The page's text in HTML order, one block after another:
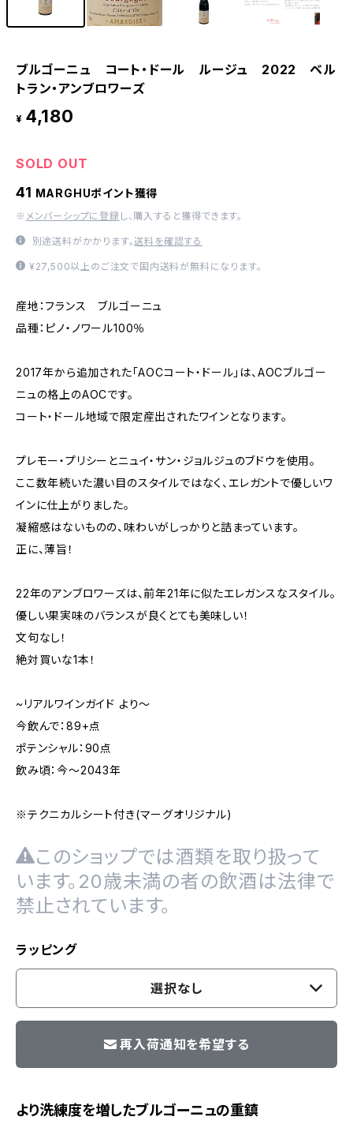
ブルゴーニュ コート・ドール ルージュ 2022 ベル
トラン・アンブロワーズ
¥ 4,180
SOLD OUT
41 MARGHUポイント獲得
※ メンバーシップに登録 し、購入すると獲得できます。
別途送料がかかります。送料を確認する
¥27,500以上のご注文で国内送料が無料になります。
産地：フランス ブルゴーニュ
品種：ピノ・ノワール100％
2017年から追加された「AOCコート・ドール」は、AOCブルゴー
ニュの格上のAOCです。
コート・ドール地域で限定産出されたワインとなります。
プレモー・プリシーとニュイ・サン・ジョルジュのブドウを使用。
ここ数年続いた濃い目のスタイルではなく、エレガントで優しいワ
インに仕上がりました。
凝縮感はないものの、味わいがしっかりと詰まっています。
正に、薄旨！
22年のアンブロワーズは、前年21年に似たエレガンスなスタイル。
優しい果実味のバランスが良くとても美味しい！
文句なし！
絶対買いな1本！
~リアルワインガイド より～
今飲んで：89+点
ポテンシャル：90点
飲み頃：今～2043年
※テクニカルシート付き(マーグオリジナル)
このショップでは酒類を取り扱って
います。20歳未満の者の飲酒は法律で
禁止されています。
ラッピング
選択なし
再入荷通知を希望する
より洗練度を増したブルゴーニュの重鎮